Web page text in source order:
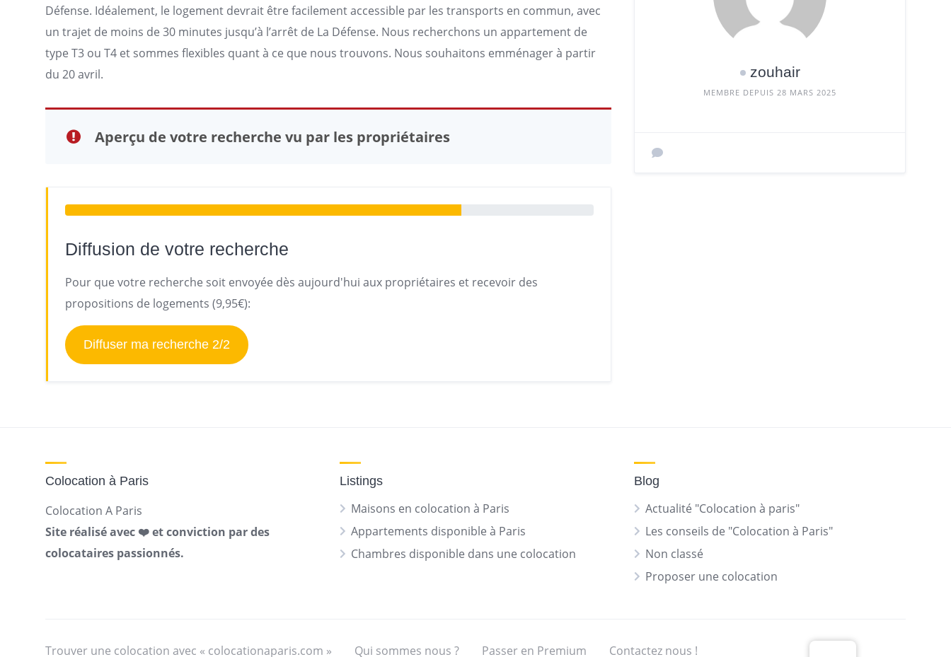
Défense. Idéalement, le logement devrait être facilement accessible par les transports en commun, avec
un trajet de moins de 30 minutes jusqu’à l’arrêt de La Défense. Nous recherchons un appartement de
type T3 ou T4 et sommes flexibles quant à ce que nous trouvons. Nous souhaitons emménager à partir
du 20 avril.
Aperçu de votre recherche vu par les propriétaires
Diffusion de votre recherche
Pour que votre recherche soit envoyée dès aujourd'hui aux propriétaires et recevoir des
propositions de logements (9,95€):
Diffuser ma recherche 2/2
zouhair
MEMBRE DEPUIS 28 MARS 2025
Colocation à Paris
Colocation A Paris
Site réalisé avec ❤️ et conviction par des
colocataires passionnés.
Listings
Maisons en colocation à Paris
Appartements disponible à Paris
Chambres disponible dans une colocation
Blog
Actualité "Colocation à paris"
Les conseils de "Colocation à Paris"
Non classé
Proposer une colocation
Trouver une colocation avec « colocationaparis.com » Qui sommes nous ? Passer en Premium Contactez nous !